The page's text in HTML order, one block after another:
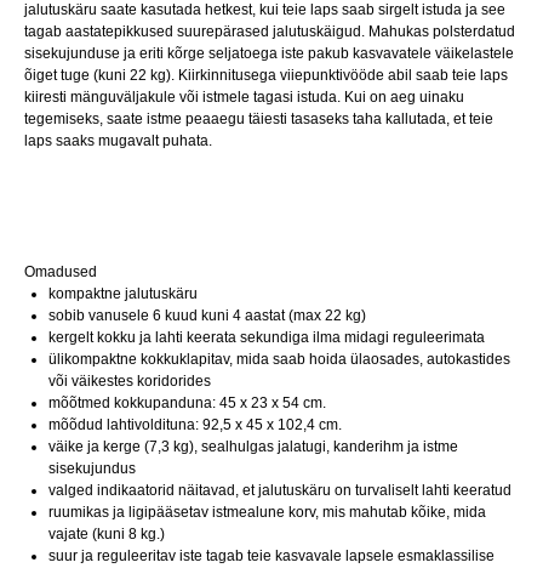
jalutuskäru saate kasutada hetkest, kui teie laps saab sirgelt istuda ja see
tagab aastatepikkused suurepärased jalutuskäigud. Mahukas polsterdatud
sisekujunduse ja eriti kõrge seljatoega iste pakub kasvavatele väikelastele
õiget tuge (kuni 22 kg). Kiirkinnitusega viiepunktivööde abil saab teie laps
kiiresti mänguväljakule või istmele tagasi istuda. Kui on aeg uinaku
tegemiseks, saate istme peaaegu täiesti tasaseks taha kallutada, et teie
laps saaks mugavalt puhata.
Omadused
kompaktne jalutuskäru
sobib vanusele 6 kuud kuni 4 aastat (max 22 kg)
kergelt kokku ja lahti keerata sekundiga ilma midagi reguleerimata
ülikompaktne kokkuklapitav, mida saab hoida ülaosades, autokastides
või väikestes koridorides
mõõtmed kokkupanduna: 45 x 23 x 54 cm.
mõõdud lahtivoldituna: 92,5 x 45 x 102,4 cm.
väike ja kerge (7,3 kg), sealhulgas jalatugi, kanderihm ja istme
sisekujundus
valged indikaatorid näitavad, et jalutuskäru on turvaliselt lahti keeratud
ruumikas ja ligipääsetav istmealune korv, mis mahutab kõike, mida
vajate (kuni 8 kg.)
suur ja reguleeritav iste tagab teie kasvavale lapsele esmaklassilise